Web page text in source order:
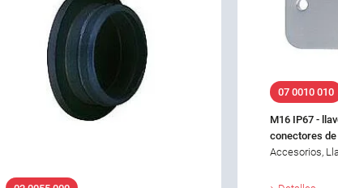
07 0010 010
M16 IP67 -
conectores
Accesorios,